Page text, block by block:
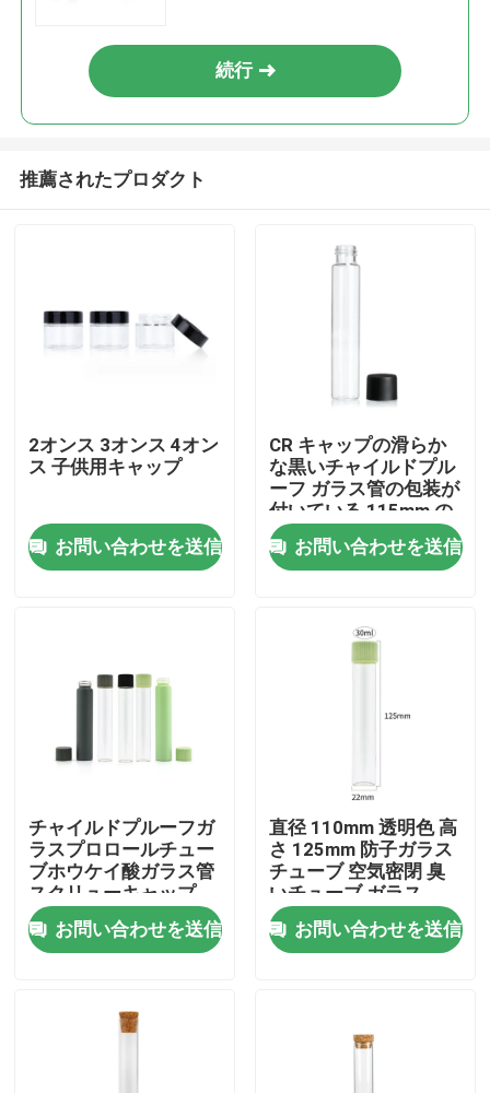
家
プロダクト
私達に連絡しなさい
ニュース
引用を要求しなさい
続行
推薦されたプロダクト
2オンス 3オンス 4オン
ス 子供用キャップ
お問い合わせを送信
CR キャップの滑らか
な黒いチャイルドプル
ーフ ガラス管の包装が
付いている 115mm の
ガラス プレ ロール管
お問い合わせを送信
チャイルドプルーフガ
ラスプロロールチュー
ブホウケイ酸ガラス管
スクリューキャップ
109mm
お問い合わせを送信
直径 110mm 透明色 高
さ 125mm 防子ガラス
チューブ 空気密閉 臭
いチューブ ガラス
お問い合わせを送信